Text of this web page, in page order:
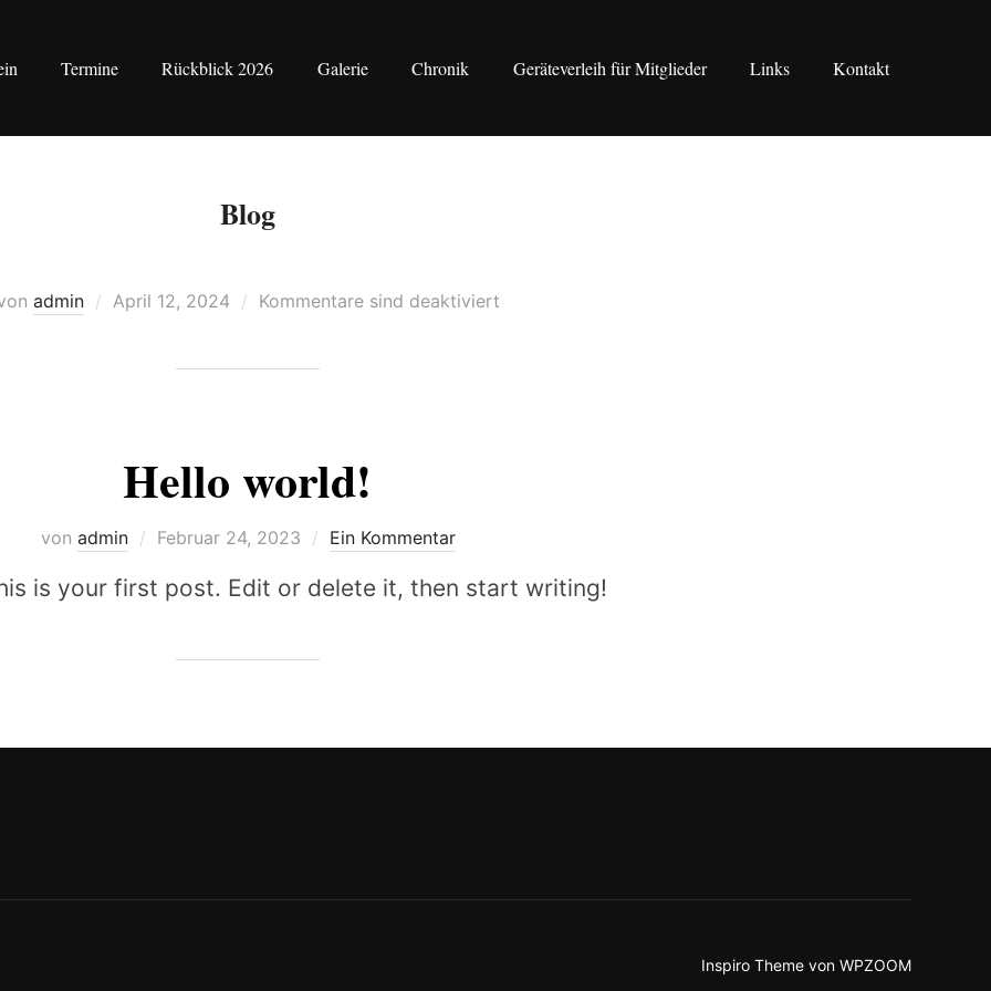
Termine Rückblick 2026 Galerie Chronik Geräteverleih für Mitglieder Links Kontakt
Blog
admin
Veröffentlicht
April 12, 2024 Kommentare sind deaktiviert
Hello world!
von admin
Veröffentlicht
Februar 24, 2023 Ein Kommentar
is your first post. Edit or delete it, then start writing!
Inspiro Theme von WPZOOM